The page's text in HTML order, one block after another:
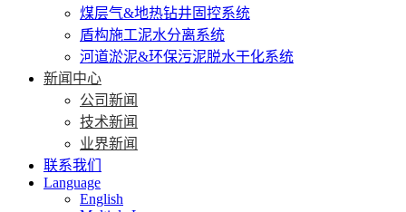
煤层气&地热钻井固控系统
盾构施工泥水分离系统
河道淤泥&环保污泥脱水干化系统
新闻中心
公司新闻
技术新闻
业界新闻
联系我们
Language
English